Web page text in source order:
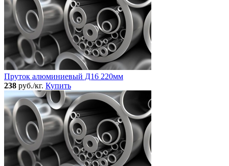
Пруток алюминиевый Д16 220мм
238 руб./кг. Купить